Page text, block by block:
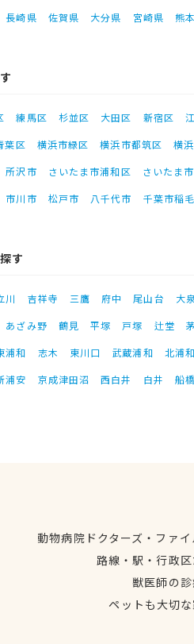
長崎県 佐賀県 大分県 宮崎県 熊
練馬区 杉並区 大田区 新宿区
葉区 横浜市緑区 横浜市都筑区 横
所沢市 さいたま市浦和区 さいたま
市川市 松戸市 八千代市 千葉市稲
す
川 吉祥寺 三鷹 府中 尾山台 大
あざみ野 鶴見 平塚 戸塚 辻堂
浦和 志木 東川口 武蔵浦和 北浦和
浦安 京成津田沼 西白井 白井 船橋
動物病院ドクターズ・ファ
路線・駅・行政
獣医師の
ペットも大切